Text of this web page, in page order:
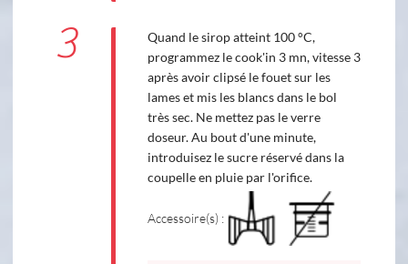
3
Quand le sirop atteint 100 °C,
programmez le cook'in 3 mn, vitesse 3
après avoir clipsé le fouet sur les
lames et mis les blancs dans le bol
très sec. Ne mettez pas le verre
doseur. Au bout d'une minute,
introduisez le sucre réservé dans la
coupelle en pluie par l'orifice.
Accessoire(s) :